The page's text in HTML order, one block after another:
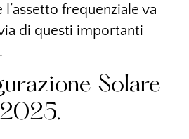
frequenziale va
di questi importanti
Solare